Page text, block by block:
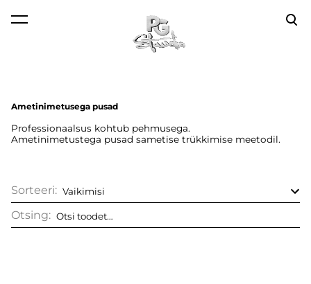
lisati ostukorvi. Vaata ostukorvi
Ametinimetusega pusad
Professionaalsus kohtub pehmusega.
Ametinimetustega pusad sametise trükkimise meetodil.
Sorteeri:
Otsing: